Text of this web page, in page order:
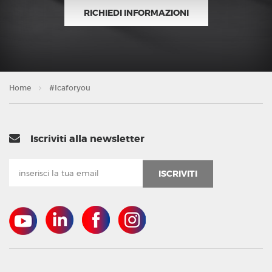
RICHIEDI INFORMAZIONI
Home #Icaforyou
Iscriviti alla newsletter
ISCRIVITI